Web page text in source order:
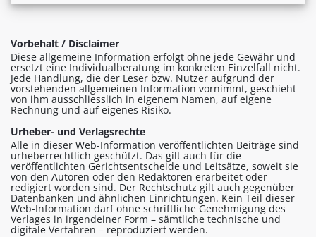
Vorbehalt / Disclaimer
Diese allgemeine Information erfolgt ohne jede Gewähr und
ersetzt eine Individualberatung im konkreten Einzelfall nicht.
Jede Handlung, die der Leser bzw. Nutzer aufgrund der
vorstehenden allgemeinen Information vornimmt, geschieht
von ihm ausschliesslich in eigenem Namen, auf eigene
Rechnung und auf eigenes Risiko.
Urheber- und Verlagsrechte
Alle in dieser Web-Information veröffentlichten Beiträge sind
urheberrechtlich geschützt. Das gilt auch für die
veröffentlichten Gerichtsentscheide und Leitsätze, soweit sie
von den Autoren oder den Redaktoren erarbeitet oder
redigiert worden sind. Der Rechtschutz gilt auch gegenüber
Datenbanken und ähnlichen Einrichtungen. Kein Teil dieser
Web-Information darf ohne schriftliche Genehmigung des
Verlages in irgendeiner Form – sämtliche technische und
digitale Verfahren – reproduziert werden.